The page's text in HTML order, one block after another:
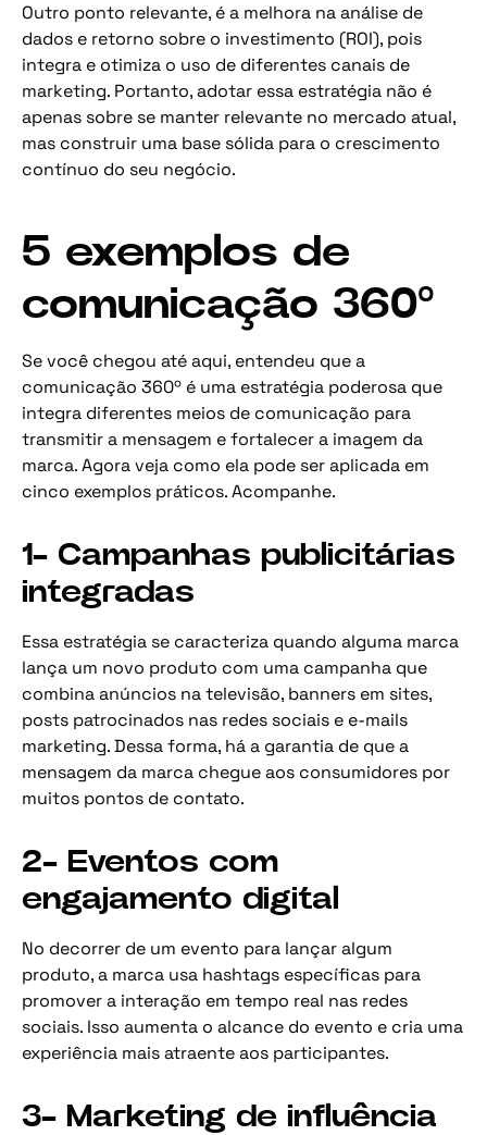
Outro ponto relevante, é a melhora na análise de
dados e retorno sobre o investimento (ROI), pois
integra e otimiza o uso de diferentes canais de
marketing. Portanto, adotar essa estratégia não é
apenas sobre se manter relevante no mercado atual,
mas construir uma base sólida para o crescimento
contínuo do seu negócio.
5 exemplos de
comunicação 360º
Se você chegou até aqui, entendeu que a
comunicação 360º é uma estratégia poderosa que
integra diferentes meios de comunicação para
transmitir a mensagem e fortalecer a imagem da
marca. Agora veja como ela pode ser aplicada em
cinco exemplos práticos. Acompanhe.
1- Campanhas publicitárias
integradas
Essa estratégia se caracteriza quando alguma marca
lança um novo produto com uma campanha que
combina anúncios na televisão, banners em sites,
posts patrocinados nas redes sociais e e-mails
marketing. Dessa forma, há a garantia de que a
mensagem da marca chegue aos consumidores por
muitos pontos de contato.
2- Eventos com
engajamento digital
No decorrer de um evento para lançar algum
produto, a marca usa hashtags específicas para
promover a interação em tempo real nas redes
sociais. Isso aumenta o alcance do evento e cria uma
experiência mais atraente aos participantes.
3- Marketing de influência